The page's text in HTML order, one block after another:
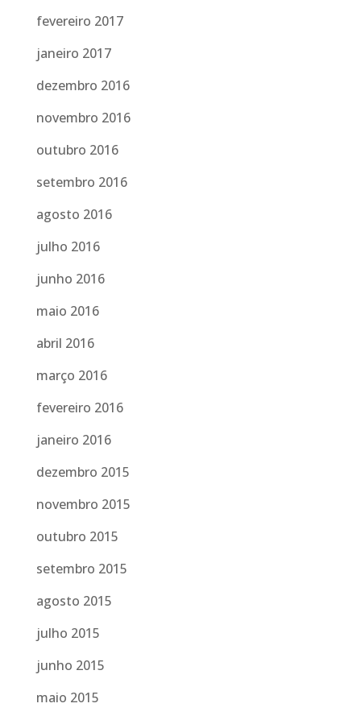
fevereiro 2017
janeiro 2017
dezembro 2016
novembro 2016
outubro 2016
setembro 2016
agosto 2016
julho 2016
junho 2016
maio 2016
abril 2016
março 2016
fevereiro 2016
janeiro 2016
dezembro 2015
novembro 2015
outubro 2015
setembro 2015
agosto 2015
julho 2015
junho 2015
maio 2015